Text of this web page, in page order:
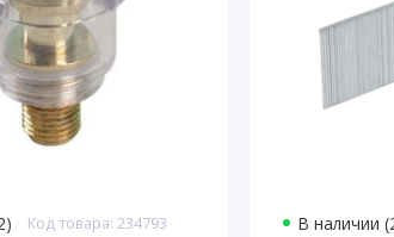
Код товара: 234793 В наличии